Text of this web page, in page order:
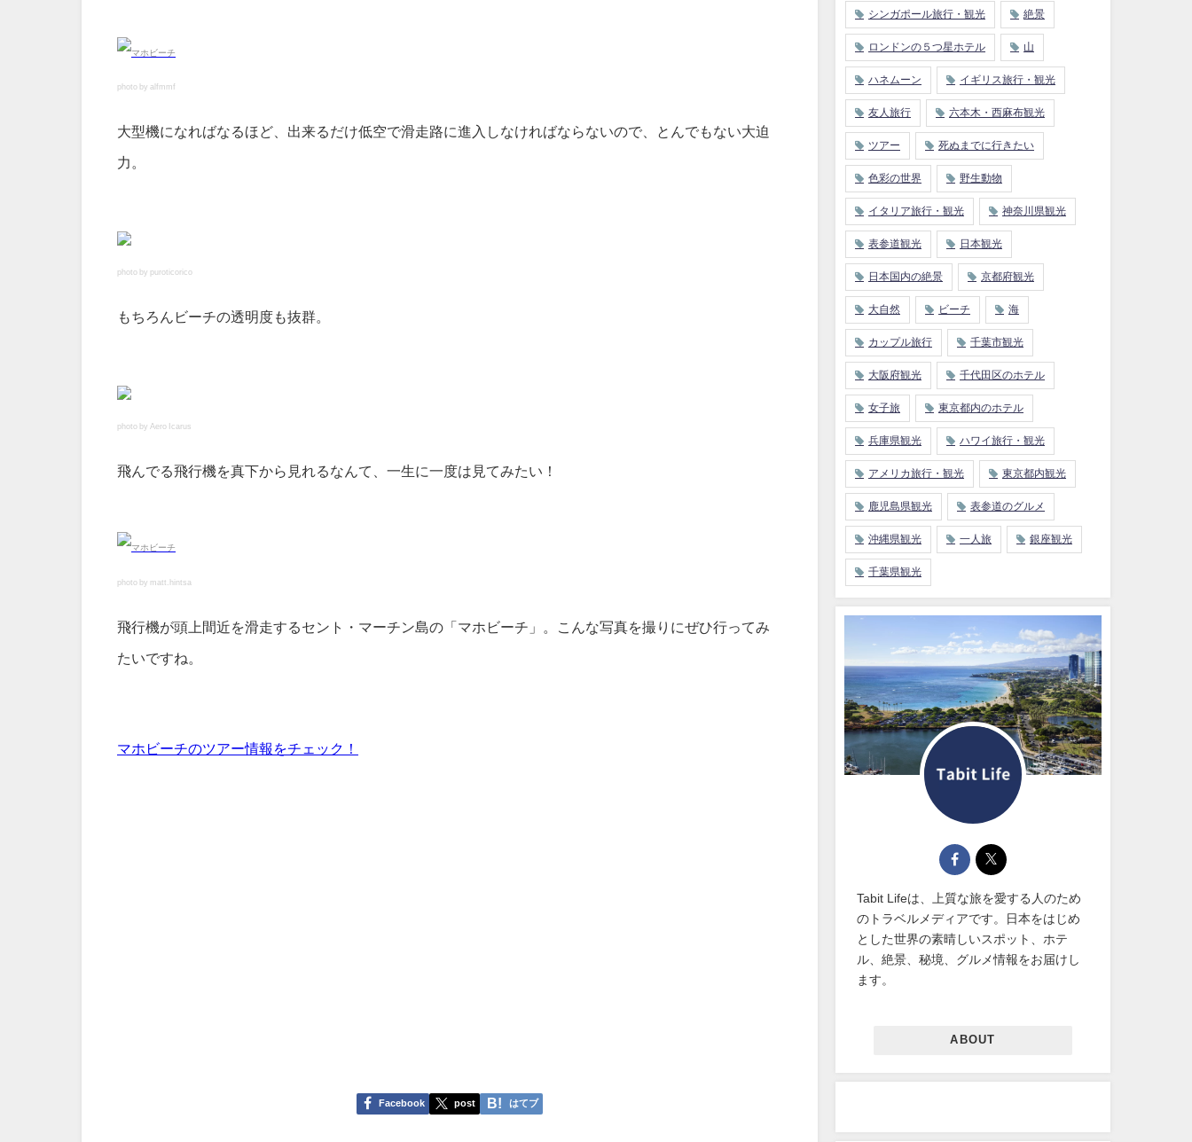
photo by alfmmf
大型機になればなるほど、出来るだけ低空で滑走路に進入しなければならないので、とんでもない大迫
力。
photo by puroticorico
もちろんビーチの透明度も抜群。
photo by Aero Icarus
飛んでる飛行機を真下から見れるなんて、一生に一度は見てみたい！
photo by matt.hintsa
飛行機が頭上間近を滑走するセント・マーチン島の「マホビーチ」。こんな写真を撮りにぜひ行ってみ
たいですね。
マホビーチのツアー情報をチェック！
Facebook post はてブ
シンガポール旅行・観光 絶景
ロンドンの５つ星ホテル 山
ハネムーン イギリス旅行・観光
友人旅行 六本木・西麻布観光
ツアー 死ぬまでに行きたい
色彩の世界 野生動物
イタリア旅行・観光 神奈川県観光
表参道観光 日本観光
日本国内の絶景 京都府観光
大自然 ビーチ 海
カップル旅行 千葉市観光
大阪府観光 千代田区のホテル
女子旅 東京都内のホテル
兵庫県観光 ハワイ旅行・観光
アメリカ旅行・観光 東京都内観光
鹿児島県観光 表参道のグルメ
沖縄県観光 一人旅 銀座観光
千葉県観光
Tabit Lifeは、上質な旅を愛する人のため
のトラベルメディアです。日本をはじめ
とした世界の素晴しいスポット、ホテ
ル、絶景、秘境、グルメ情報をお届けし
ます。
ABOUT